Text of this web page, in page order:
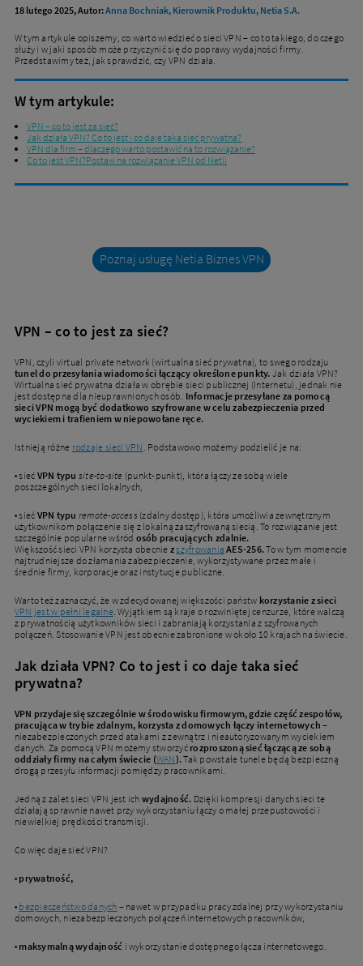
18 lutego 2025, Autor:Anna Bochniak, Kierownik Produktu, Netia S.A.
W tym artykule opiszemy, co warto wiedzieć o sieci VPN – co to takiego, do czego
służy i w jaki sposób może przyczynić się do poprawy wydajności firmy.
Przedstawimy też, jak sprawdzić, czy VPN działa.
W tym artykule:
VPN – co to jest za sieć?
Jak działa VPN? Co to jest i co daje taka sieć prywatna?
VPN dla firm – dlaczego warto postawić na to rozwiązanie?
Co to jest VPN?Postaw na rozwiązanie VPN od Netii
Poznaj usługę Netia Biznes VPN
VPN – co to jest za sieć?
VPN, czyli virtual private network (wirtualna sieć prywatna), to swego rodzaju
tunel do przesyłania wiadomości łączący określone punkty. Jak działa VPN?
Wirtualna sieć prywatna działa w obrębie sieci publicznej (Internetu), jednak nie
jest dostępna dla nieuprawnionych osób. Informacje przesyłane za pomocą
sieci VPN mogą być dodatkowo szyfrowane w celu zabezpieczenia przed
wyciekiem i trafieniem w niepowołane ręce.
Istnieją różne rodzaje sieci VPN . Podstawowo możemy podzielić je na:
• sieć VPN typu site-to-site (punkt-punkt), która łączy ze sobą wiele
poszczególnych sieci lokalnych,
• sieć VPN typu remote-access (zdalny dostęp), która umożliwia zewnętrznym
użytkownikom połączenie się z lokalną zaszyfrowaną siecią. To rozwiązanie jest
szczególnie popularne wśród osób pracujących zdalnie.
Większość sieci VPN korzysta obecnie zszyfrowania AES-256.To w tym momencie
najtrudniejsze do złamania zabezpieczenie, wykorzystywane przez małe i
średnie firmy, korporacje oraz instytucje publiczne.
Warto też zaznaczyć, że w zdecydowanej większości państw korzystanie z sieci
VPN jest w pełni legalne. Wyjątkiem są kraje o rozwiniętej cenzurze, które walczą
z prywatnością użytkowników sieci i zabraniają korzystania z szyfrowanych
połączeń. Stosowanie VPN jest obecnie zabronione w około 10 krajach na świecie.
Jak działa VPN? Co to jest i co daje taka sieć
prywatna?
VPN przydaje się szczególnie w środowisku firmowym, gdzie część zespołów,
pracująca w trybie zdalnym, korzysta z domowych łączy internetowych–
niezabezpieczonych przed atakami z zewnątrz i nieautoryzowanym wyciekiem
danych. Za pomocą VPN możemy stworzyć rozproszoną sieć łączącą ze sobą
oddziały firmy na całym świecie (WAN).Tak powstałe tunele będą bezpieczną
drogą przesyłu informacji pomiędzy pracownikami.
Jedną z zalet sieci VPN jest ich wydajność. Dzięki kompresji danych sieci te
działają sprawnie nawet przy wykorzystaniu łączy o małej przepustowości i
niewielkiej prędkości transmisji.
Co więc daje sieć VPN?
• prywatność,
• bezpieczeństwo danych – nawet w przypadku pracy zdalnej przy wykorzystaniu
domowych, niezabezpieczonych połączeń internetowych pracowników,
• maksymalną wydajność i wykorzystanie dostępnego łącza internetowego.